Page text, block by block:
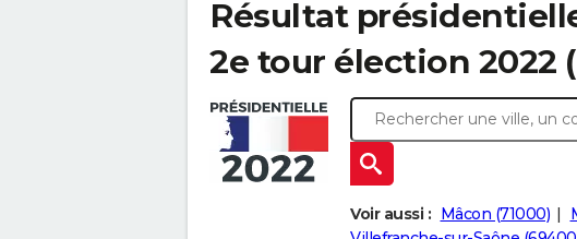
Résultat
2e tour élection 2022
Voir aussi : Mâcon (71000)